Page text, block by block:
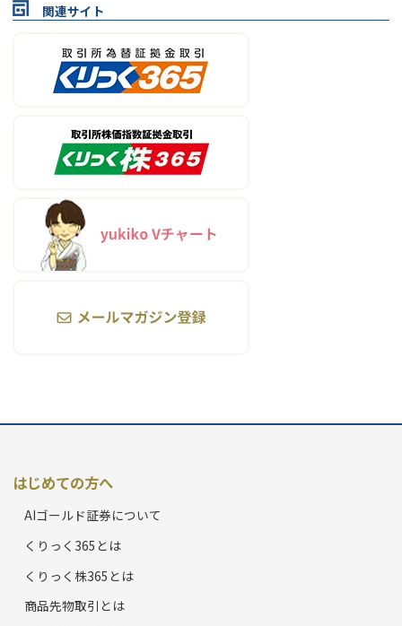
関連サイト
はじめての方へ
AIゴールド証券について
くりっく365とは
くりっく株365とは
商品先物取引とは